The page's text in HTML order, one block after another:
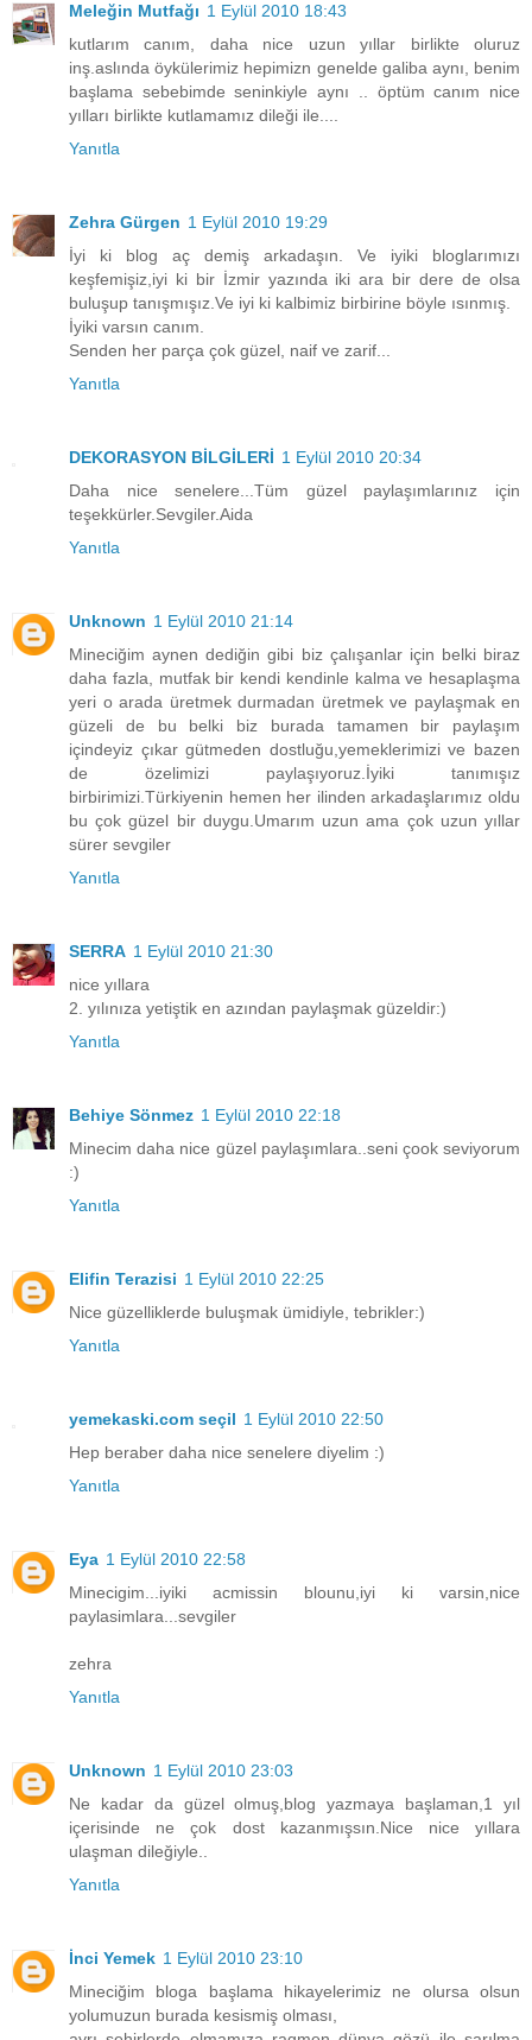
Meleğin Mutfağı 1 Eylül 2010 18:43
kutlarım canım, daha nice uzun yıllar birlikte oluruz
inş.aslında öykülerimiz hepimizn genelde galiba aynı, benim
başlama sebebimde seninkiyle aynı .. öptüm canım nice
yılları birlikte kutlamamız dileği ile....
Yanıtla
Zehra Gürgen 1 Eylül 2010 19:29
İyi ki blog aç demiş arkadaşın. Ve iyiki bloglarımızı
keşfemişiz,iyi ki bir İzmir yazında iki ara bir dere de olsa
buluşup tanışmışız.Ve iyi ki kalbimiz birbirine böyle ısınmış.
İyiki varsın canım.
Senden her parça çok güzel, naif ve zarif...
Yanıtla
DEKORASYON BİLGİLERİ 1 Eylül 2010 20:34
Daha nice senelere...Tüm güzel paylaşımlarınız için
teşekkürler.Sevgiler.Aida
Yanıtla
Unknown 1 Eylül 2010 21:14
Mineciğim aynen dediğin gibi biz çalışanlar için belki biraz
daha fazla, mutfak bir kendi kendinle kalma ve hesaplaşma
yeri o arada üretmek durmadan üretmek ve paylaşmak en
güzeli de bu belki biz burada tamamen bir paylaşım
içindeyiz çıkar gütmeden dostluğu,yemeklerimizi ve bazen
de özelimizi paylaşıyoruz.İyiki tanımışız
birbirimizi.Türkiyenin hemen her ilinden arkadaşlarımız oldu
bu çok güzel bir duygu.Umarım uzun ama çok uzun yıllar
sürer sevgiler
Yanıtla
SERRA 1 Eylül 2010 21:30
nice yıllara
2. yılınıza yetiştik en azından paylaşmak güzeldir:)
Yanıtla
Behiye Sönmez 1 Eylül 2010 22:18
Minecim daha nice güzel paylaşımlara..seni çook seviyorum
:)
Yanıtla
Elifin Terazisi 1 Eylül 2010 22:25
Nice güzelliklerde buluşmak ümidiyle, tebrikler:)
Yanıtla
yemekaski.com seçil 1 Eylül 2010 22:50
Hep beraber daha nice senelere diyelim :)
Yanıtla
Eya 1 Eylül 2010 22:58
Minecigim...iyiki acmissin blounu,iyi ki varsin,nice
paylasimlara...sevgiler
zehra
Yanıtla
Unknown 1 Eylül 2010 23:03
Ne kadar da güzel olmuş,blog yazmaya başlaman,1 yıl
içerisinde ne çok dost kazanmışsın.Nice nice yıllara
ulaşman dileğiyle..
Yanıtla
İnci Yemek 1 Eylül 2010 23:10
Mineciğim bloga başlama hikayelerimiz ne olursa olsun
yolumuzun burada kesismiş olması,